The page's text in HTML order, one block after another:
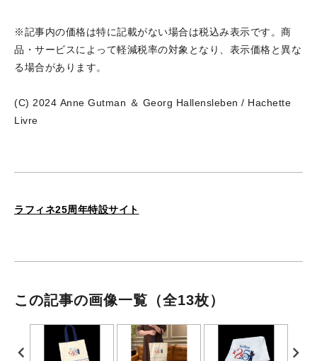
※記事内の価格は特に記載がない場合は税込み表示です。商
品・サービスによって軽減税率の対象となり、表示価格と異な
る場合があります。
(C) 2024 Anne Gutman ＆ Georg Hallensleben / Hachette
Livre
ラフィネ25周年特設サイト
この記事の画像一覧 （全13枚）